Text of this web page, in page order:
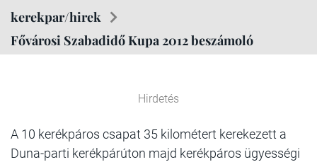
kerekpar/hirek
Fővárosi Szabadidő Kupa 2012 beszámoló
Hirdetés
A 10 kerékpáros csapat 35 kilométert kerekezett a
Duna-parti kerékpárúton majd kerékpáros ügyességi